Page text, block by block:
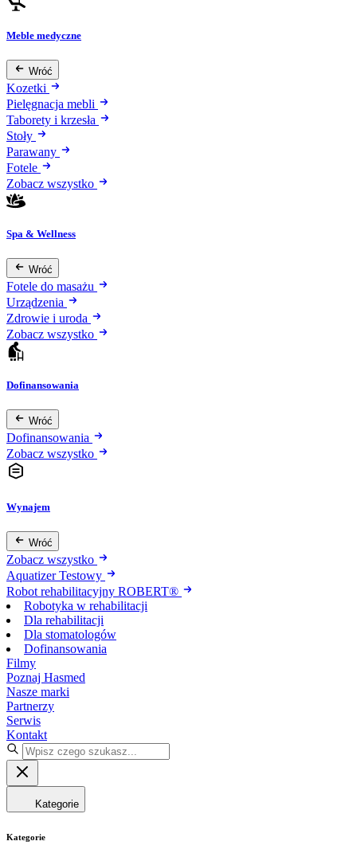
Meble medyczne
Wróć
Kozetki
Pielęgnacja mebli
Taborety i krzesła
Stoły
Parawany
Fotele
Zobacz wszystko
Spa & Wellness
Wróć
Fotele do masażu
Urządzenia
Zdrowie i uroda
Zobacz wszystko
Dofinansowania
Wróć
Dofinansowania
Zobacz wszystko
Wynajem
Wróć
Zobacz wszystko
Aquatizer Testowy
Robot rehabilitacyjny ROBERT®
Robotyka w rehabilitacji
Dla rehabilitacji
Dla stomatologów
Dofinansowania
Filmy
Poznaj Hasmed
Nasze marki
Partnerzy
Serwis
Kontakt
Kategorie
Kategorie